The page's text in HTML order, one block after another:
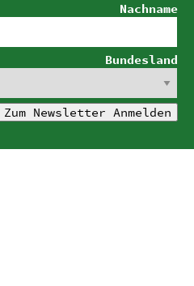
Nachname
Bundesland